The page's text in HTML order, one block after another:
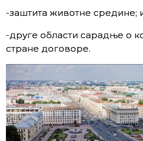
-заштита животне средине;
-друге области сарадње о
стране договоре.